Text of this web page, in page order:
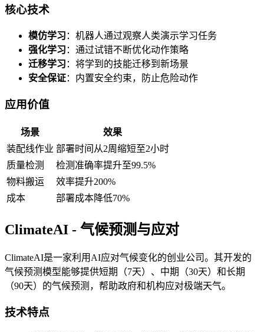
核心技术
模仿学习 ：机器人通过观察人类演示学习任务
强化学习 ：通过试错不断优化动作策略
迁移学习 ：将学到的技能迁移到新场景
安全保证：内置安全约束，防止危险动作
应用价值
场景
效果
装配线作业 部署时间从2周缩短至2小时
质量检测
检测准确率提升至99.5%
物料搬运
效率提升200%
成本
部署成本降低70%
ClimateAI - 气候预测与应对
ClimateAI是一家利用AI应对气候变化的创业公司。其开发的
气候预测模型能够提供短期（7天）、中期（30天）和长期
（90天）的气候预测，帮助政府和机构应对极端天气。
技术特点